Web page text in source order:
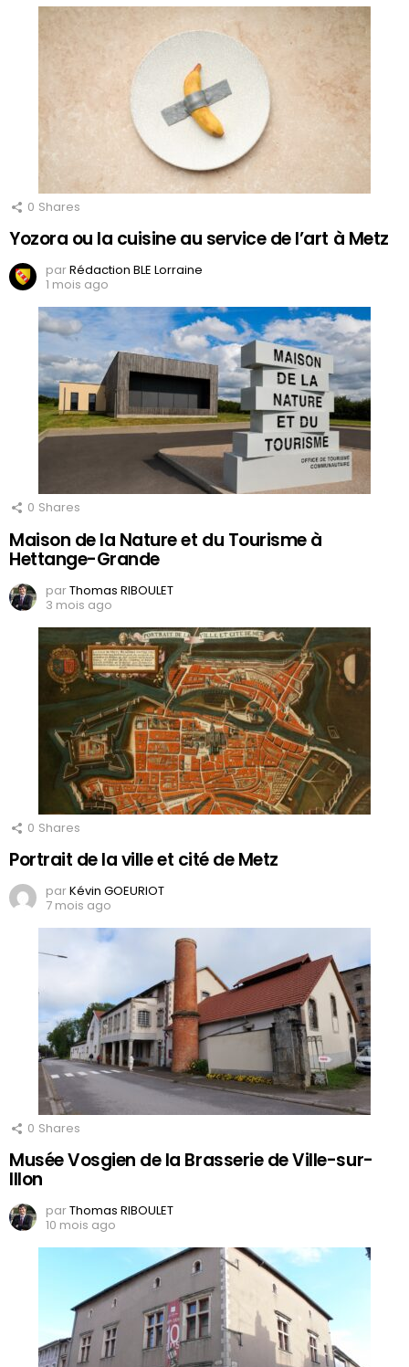
0 Shares
Yozora ou la cuisine au service de l’art à Metz
parRédaction BLE Lorraine
1 mois ago
0 Shares
Maison de la Nature et du Tourisme à
Hettange-Grande
parThomas RIBOULET
3 mois ago
0 Shares
Portrait de la ville et cité de Metz
parKévin GOEURIOT
7 mois ago
0 Shares
Musée Vosgien de la Brasserie de Ville-sur-
Illon
parThomas RIBOULET
10 mois ago